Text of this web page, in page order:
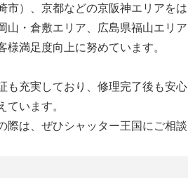
市）、京都などの京阪神エリアを
山・倉敷エリア、広島県福山エリ
様満足度向上に努めています。
も充実しており、修理完了後も安
います。
際は、ぜひシャッター王国にご相談